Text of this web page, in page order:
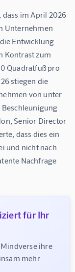
im April 2026
Unternehmen
Entwicklung
Kontrast zum
Quadratfuß pro
stiegen die
von unter
Senior Director
dass dies ein
und nicht nach
Nachfrage
für Ihr
ihre
mehr